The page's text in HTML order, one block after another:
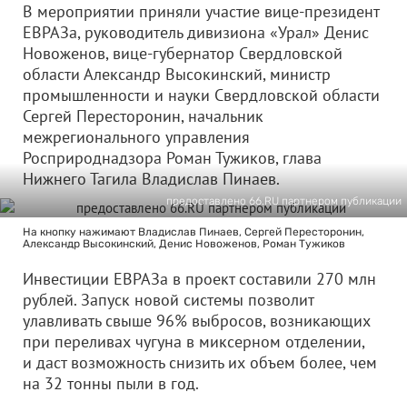
В мероприятии приняли участие вице-президент
ЕВРАЗа, руководитель дивизиона «Урал» Денис
Новоженов, вице-губернатор Свердловской
области Александр Высокинский, министр
промышленности и науки Свердловской области
Сергей Пересторонин, начальник
межрегионального управления
Росприроднадзора Роман Тужиков, глава
Нижнего Тагила Владислав Пинаев.
предоставлено 66.RU партнером публикации
На кнопку нажимают Владислав Пинаев, Сергей Пересторонин,
Александр Высокинский, Денис Новоженов, Роман Тужиков
Инвестиции ЕВРАЗа в проект составили 270 млн
рублей. Запуск новой системы позволит
улавливать свыше 96% выбросов, возникающих
при переливах чугуна в миксерном отделении,
и даст возможность снизить их объем более, чем
на 32 тонны пыли в год.